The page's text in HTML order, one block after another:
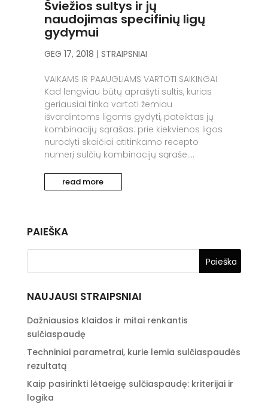
Šviežios sultys ir jų
naudojimas specifinių ligų
gydymui
GEG 17, 2018 | STRAIPSNIAI
VAIKAMS IR PAAUGLIAMS VARTOTI SAIKINGAI
Kad lengviau būtų aprašyti sultis, kurias
geriausiai tinka vartoti žemiau
išvardintoms ligoms gydyti, pateiktas jų
kombinacijų sąrašas: prie kiekvienos ligos
nurodyti skaičiai atitinkamo recepto
numerį sulčių kombinacijų sąraše....
read more
PAIEŠKA
NAUJAUSI STRAIPSNIAI
Dažniausios klaidos ir mitai renkantis
sulčiaspaudę
Techniniai parametrai, kurie lemia sulčiaspaudės
rezultatą
Kaip pasirinkti lėtaeigę sulčiaspaudę: kriterijai ir
logika